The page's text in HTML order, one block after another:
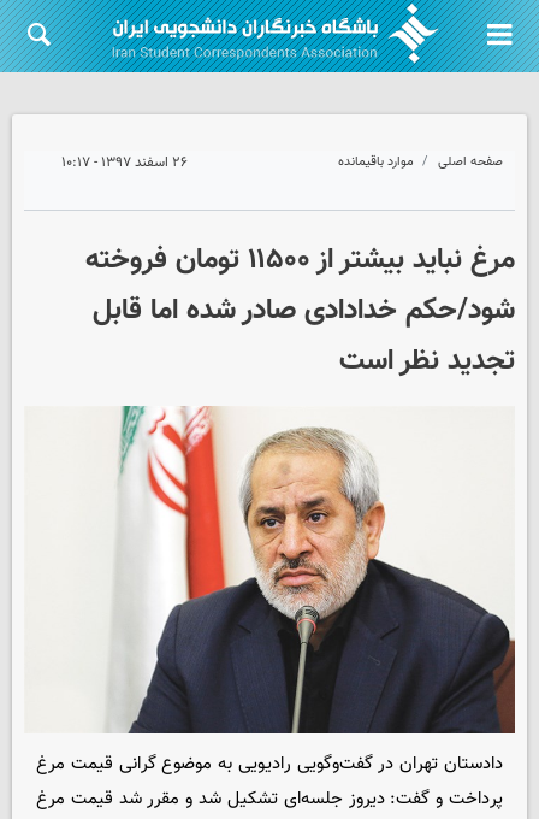
صفحه اصلی موارد باقیمانده ۲۶ اسفند ۱۳۹۷ - ۱۰:۱۷
مرغ نباید بیشتر از ۱۱۵۰۰ تومان فروخته
شود/حکم خدادادی صادر شده اما قابل
تجدید نظر است
دادستان تهران در گفت‌وگویی رادیویی به موضوع گرانی قیمت مرغ
پرداخت و گفت: دیروز جلسه‌ای تشکیل شد و مقرر شد قیمت مرغ